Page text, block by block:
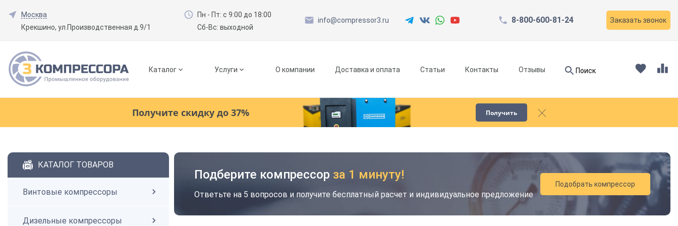
Москва
Крекшино, ул.Производственная д.9/1
Пн - Пт: с 9:00 до 18:00
Сб-Вс: выходной
info@compressor3.ru 8-800-600-81-24 Заказать звонок
Каталог
Рефрижераторные осушители Пескоструйное оборудование
Услуги О компании Доставка и оплата Статьи Контакты Отзывы Поиск
Получите скидку до 37% Получить
Смотреть все товары(0)
КАТАЛОГ ТОВАРОВ
Винтовые компрессоры
Дизельные компрессоры
Подберите компрессор за 1 минуту!
Ответьте на 5 вопросов и получите бесплатный расчет и индивидуальное предложение
Подобрать компрессор
Как к Вам обращаться?
Как к Вам обращаться?